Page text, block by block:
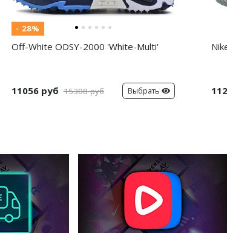
- 28%
Off-White ODSY-2000 'White-Multi'
11056 руб 15308 руб Выбрать